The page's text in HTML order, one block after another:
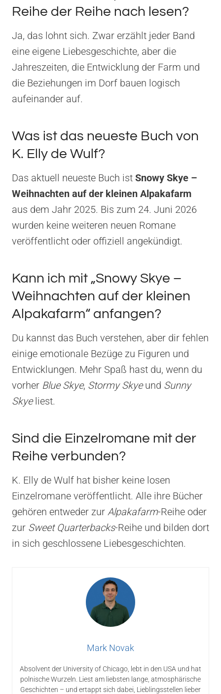
Reihe der Reihe nach lesen?
Ja, das lohnt sich. Zwar erzählt jeder Band
eine eigene Liebesgeschichte, aber die
Jahreszeiten, die Entwicklung der Farm und
die Beziehungen im Dorf bauen logisch
aufeinander auf.
Was ist das neueste Buch von
K. Elly de Wulf?
Das aktuell neueste Buch ist Snowy Skye –
Weihnachten auf der kleinen Alpakafarm
aus dem Jahr 2025. Bis zum 24. Juni 2026
wurden keine weiteren neuen Romane
veröffentlicht oder offiziell angekündigt.
Kann ich mit „Snowy Skye –
Weihnachten auf der kleinen
Alpakafarm“ anfangen?
Du kannst das Buch verstehen, aber dir fehlen
einige emotionale Bezüge zu Figuren und
Entwicklungen. Mehr Spaß hast du, wenn du
vorher Blue Skye, Stormy Skyeund Sunny
Skyeliest.
Sind die Einzelromane mit der
Reihe verbunden?
K. Elly de Wulf hat bisher keine losen
Einzelromane veröffentlicht. Alle ihre Bücher
gehören entweder zur Alpakafarm-Reihe oder
zur Sweet Quarterbacks-Reihe und bilden dort
in sich geschlossene Liebesgeschichten.
Mark Novak
Absolvent der University of Chicago, lebt in den USA und hat
polnische Wurzeln. Liest am liebsten lange, atmosphärische
Geschichten – und ertappt sich dabei, Lieblingsstellen lieber